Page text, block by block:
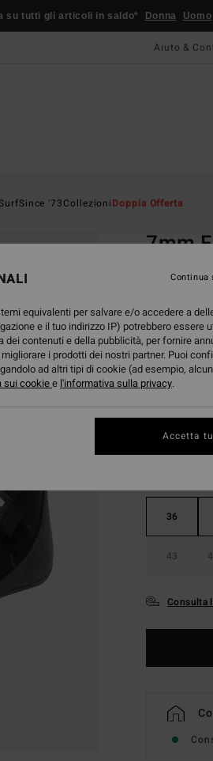
su tutti gli articoli in saldo* Donna Uomo
Aiuto &
SurfSince '73CollezioniDoppia Offerta
7mm
Scarpette
ECO-BONUS
99,95 €
Colori
36
43
Consulta
equivalenti per salvare e/o accedere a
e il tuo indirizzo IP) potrebbero essere
contenuti e della pubblicità, per fornire
i prodotti dei nostri partner. Puoi
ad altri tipi di cookie (ad esempio,
sui cookiee l'informativa sulla privacy.
Continua
Accetta